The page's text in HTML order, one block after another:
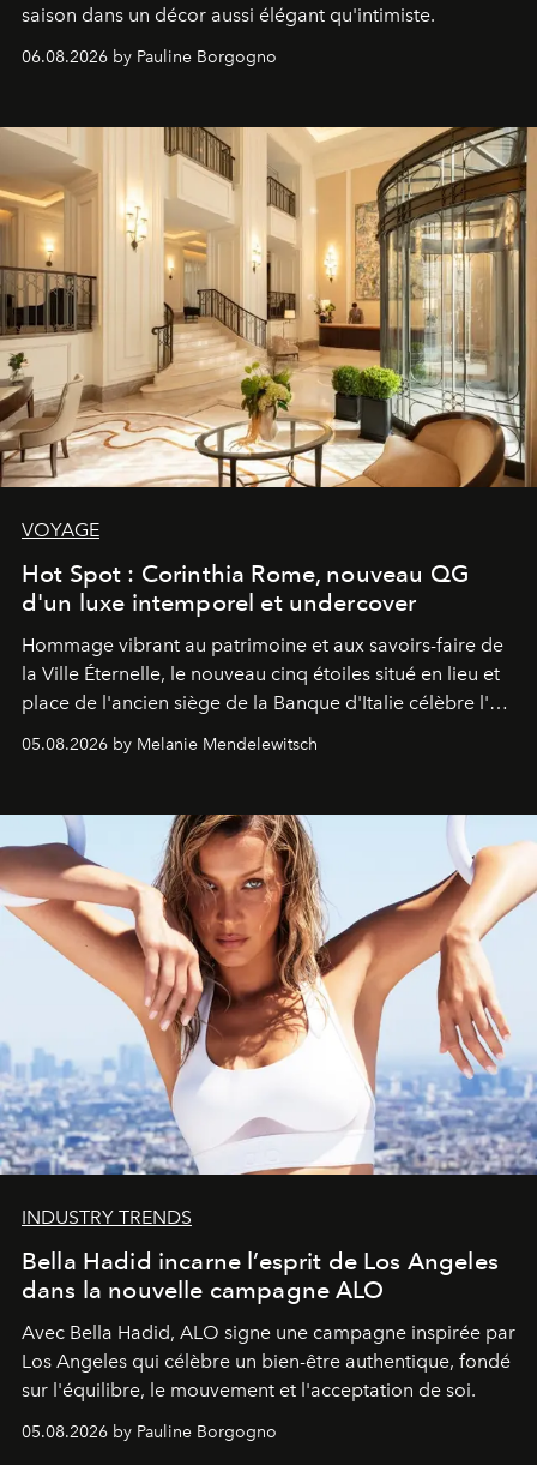
saison dans un décor aussi élégant qu'intimiste.
06.08.2026 by Pauline Borgogno
VOYAGE
Hot Spot : Corinthia Rome, nouveau QG
d'un luxe intemporel et undercover
Hommage vibrant au patrimoine et aux savoirs-faire de
la Ville Éternelle, le nouveau cinq étoiles situé en lieu et
place de l'ancien siège de la Banque d'Italie célèbre l'art
de vivre Romain dans toute son élégance intemporelle.
05.08.2026 by Melanie Mendelewitsch
INDUSTRY TRENDS
Bella Hadid incarne l’esprit de Los Angeles
dans la nouvelle campagne ALO
Avec Bella Hadid, ALO signe une campagne inspirée par
Los Angeles qui célèbre un bien-être authentique, fondé
sur l'équilibre, le mouvement et l'acceptation de soi.
05.08.2026 by Pauline Borgogno